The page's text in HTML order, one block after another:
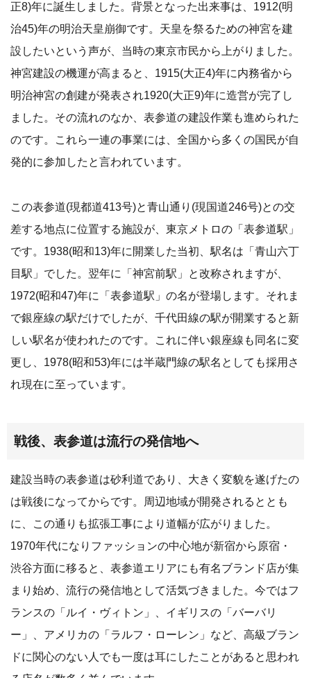
正8)年に誕生しました。背景となった出来事は、1912(明
治45)年の明治天皇崩御です。天皇を祭るための神宮を建
設したいという声が、当時の東京市民から上がりました。
神宮建設の機運が高まると、1915(大正4)年に内務省から
明治神宮の創建が発表され1920(大正9)年に造営が完了し
ました。その流れのなか、表参道の建設作業も進められた
のです。これら一連の事業には、全国から多くの国民が自
発的に参加したと言われています。
この表参道(現都道413号)と青山通り(現国道246号)との交
差する地点に位置する施設が、東京メトロの「表参道駅」
です。1938(昭和13)年に開業した当初、駅名は「青山六丁
目駅」でした。翌年に「神宮前駅」と改称されますが、
1972(昭和47)年に「表参道駅」の名が登場します。それま
で銀座線の駅だけでしたが、千代田線の駅が開業すると新
しい駅名が使われたのです。これに伴い銀座線も同名に変
更し、1978(昭和53)年には半蔵門線の駅名としても採用さ
れ現在に至っています。
戦後、表参道は流行の発信地へ
建設当時の表参道は砂利道であり、大きく変貌を遂げたの
は戦後になってからです。周辺地域が開発されるととも
に、この通りも拡張工事により道幅が広がりました。
1970年代になりファッションの中心地が新宿から原宿・
渋谷方面に移ると、表参道エリアにも有名ブランド店が集
まり始め、流行の発信地として活気づきました。今ではフ
ランスの「ルイ・ヴィトン」、イギリスの「バーバリ
ー」、アメリカの「ラルフ・ローレン」など、高級ブラン
ドに関心のない人でも一度は耳にしたことがあると思われ